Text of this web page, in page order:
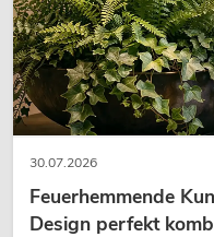
30.07.2026
Feuerhemmende
Design perfekt